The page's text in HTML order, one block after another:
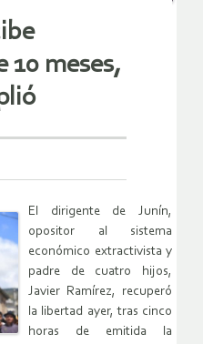
10 meses,
El dirigente de Junín,
opositor al sistema
económico extractivista y
padre de cuatro hijos,
Javier Ramírez, recuperó
la libertad ayer, tras cinco
horas de emitida la